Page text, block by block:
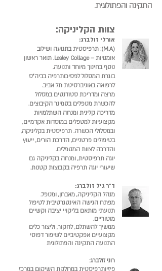
התקינה והפתולוגית.
צוות הקליניקה:
אורלי זולברג:
(M.A): תרפיסטית בתנועה ושילוב
אומנויות – Lesley Collage. תואר ראשון
נוסף בחינוך מיוחד ותנועה.
בוגרת המסלול לפסיכותרפיה בביה"ס
לרפואה באוניברסיטת תל אביב.
מרצה ומדריכת סטודנטים במסלול
להכשרת מטפלים בסמינר הקיבוצים.
מדריכה קלינית ומנחה השתלמויות
מקצועיות למטפלים במוסדות אקדמיים,
ובמסלולי הכשרה. תרפיסטית בקליניקה,
בטיפולים פרטניים, הדרכת הורים, ייעוץ
והדרכה לצוות המטפלים.
יוגה תרפיסטית, ומנחה בקליניקה גם
שיעורי יוגה תרפיה בקבוצות קטנות.
ד"ר גיל זולברג:
מנהל הקליניקה, מאבחן, ומטפל.
מפתח הגישה האינטגרטיבית לטיפול
תנועתי מותאם בליקויי יציבה וקשיים
מוטוריים.
ממשיך להשתלם, לחקור, וליצור כלים
מקצועיים אפקטיביים לשיפור דפוסי
התנועה התקינה והפתולוגית
רוני זולברג:
פיזיותרפיסטית במחלקת השיקום במרכז